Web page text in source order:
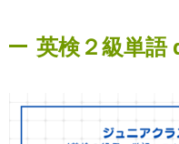
英検２級単語